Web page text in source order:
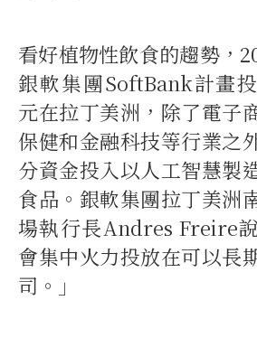
看好植物性飲食的趨勢，
銀軟集團SoftBank計畫
元在拉丁美洲，除了電子
保健和金融科技等行業之
分資金投入以人工智慧製
食品。銀軟集團拉丁美洲
場執行長Andres Freire
會集中火力投放在可以長
司。」